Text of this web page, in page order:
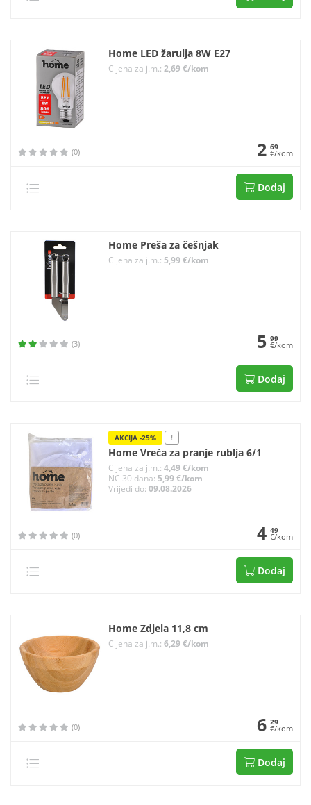
Home LED žarulja 8W E27
Cijena za j.m.: 2,69 €/kom
(0) 2 69
€/kom
Dodaj
Home Preša za češnjak
Cijena za j.m.: 5,99 €/kom
(3) 5 99
€/kom
Dodaj
AKCIJA -25% !
Home Vreća za pranje rublja 6/1
Cijena za j.m.: 4,49 €/kom
NC 30 dana: 5,99 €/kom
Vrijedi do: 09.08.2026
(0) 4 49
€/kom
Dodaj
Home Zdjela 11,8 cm
Cijena za j.m.: 6,29 €/kom
(0) 6 29
€/kom
Dodaj